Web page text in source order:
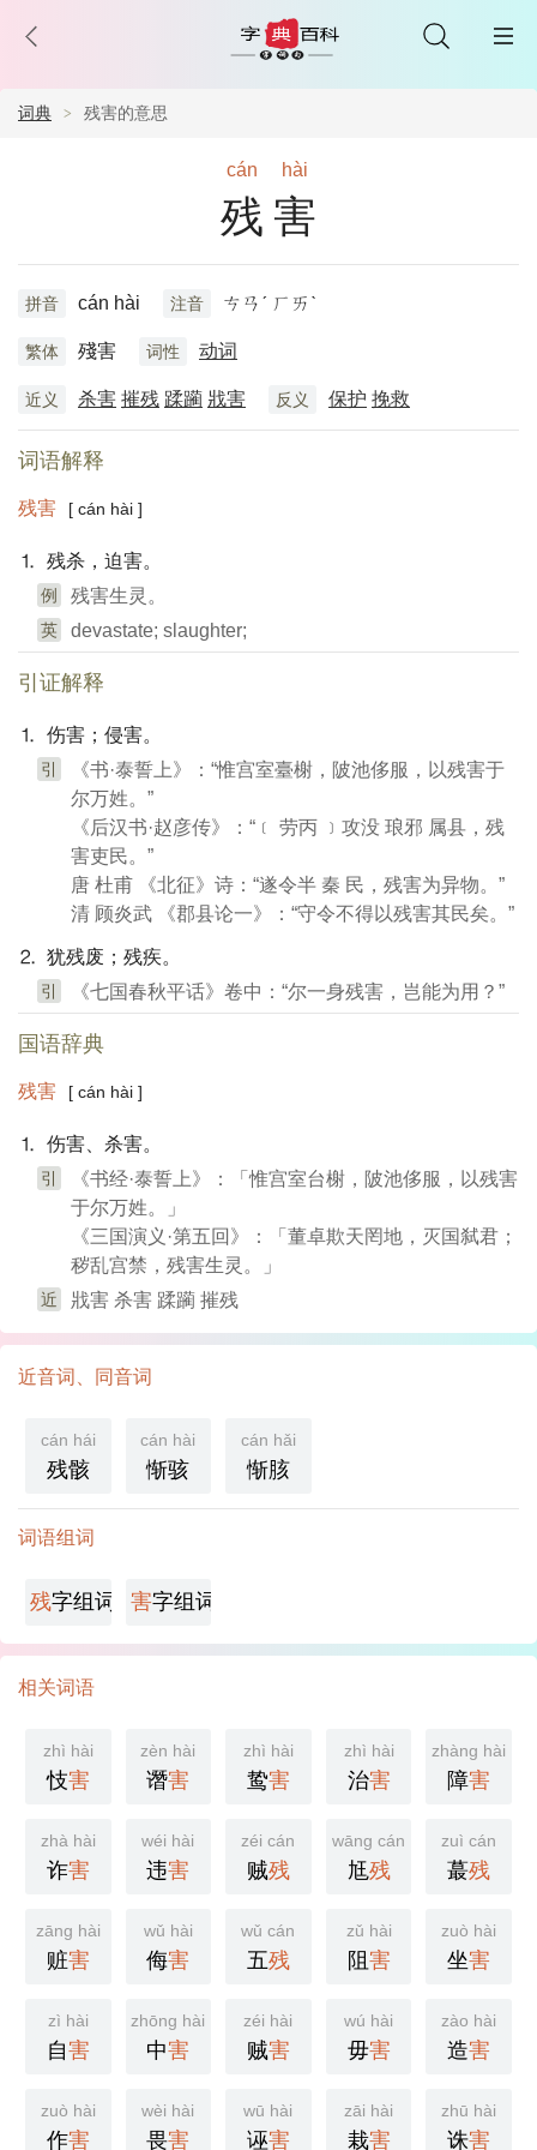
词典 残害的意思
cán hài
残害
拼音 cán hài 注音 ㄘㄢˊ ㄏㄞˋ
繁体 殘害 词性 动词
近义 杀害 摧残 蹂躏 戕害 反义 保护 挽救
词语解释
残害 [ cán hài ]
⒈ 残杀，迫害。
例 残害生灵。
英 devastate; slaughter;
引证解释
⒈ 伤害；侵害。
引
《书·泰誓上》：“惟宫室臺榭，陂池侈服，以残害于
尔万姓。”
《后汉书·赵彦传》：“﹝ 劳丙 ﹞攻没 琅邪 属县，残
害吏民。”
唐 杜甫 《北征》诗：“遂令半 秦 民，残害为异物。”
清 顾炎武 《郡县论一》：“守令不得以残害其民矣。”
⒉ 犹残废；残疾。
引 《七国春秋平话》卷中：“尔一身残害，岂能为用？”
国语辞典
残害 [ cán hài ]
⒈ 伤害、杀害。
引
《书经·泰誓上》：「惟宫室台榭，陂池侈服，以残害
于尔万姓。」
《三国演义·第五回》：「董卓欺天罔地，灭国弑君；
秽乱宫禁，残害生灵。」
近 戕害 杀害 蹂躏 摧残
近音词、同音词
cán hái
残骸
cán hài
惭骇
cán hǎi
惭胲
词语组词
残字组词 害字组词
相关词语
zhì hài
忮害
zèn hài
谮害
zhì hài
鸷害
zhì hài
治害
zhàng hài
障害
zhà hài
诈害
wéi hài
违害
zéi cán
贼残
wāng cán
尪残
zuì cán
蕞残
zāng hài
赃害
wǔ hài
侮害
wǔ cán
五残
zǔ hài
阻 害
zuò hài
坐害
zì hài
自害
zhōng hài
中害
zéi hài
贼害
wú hài
毋害
zào hài
造害
zuò hài
作害
wèi hài
畏害
wū hài
诬害
zāi hài
栽害
zhū hài
诛害